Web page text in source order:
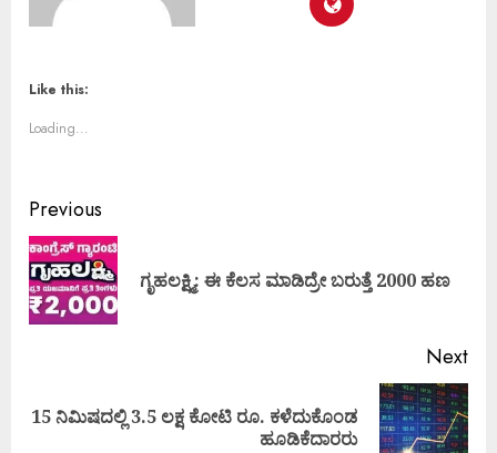
Like this:
Loading...
Previous
ಗೃಹಲಕ್ಷ್ಮಿ: ಈ ಕೆಲಸ ಮಾಡಿದ್ರೇ ಬರುತ್ತೆ 2000 ಹಣ
Next
15 ನಿಮಿಷದಲ್ಲಿ 3.5 ಲಕ್ಷ ಕೋಟಿ ರೂ. ಕಳೆದುಕೊಂಡ
ಹೂಡಿಕೆದಾರರು